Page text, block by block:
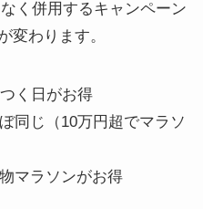
く併用するキャンペーン
変わります。
く日がお得
同じ（10万円超でマラソ
マラソンがお得